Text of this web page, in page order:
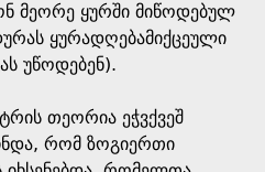
მეორე ყურში მიწოდებულ
ყურადღებამიქცეული
უწოდებენ).
თეორია ეჭვქვეშ
რომ ზოგიერთი